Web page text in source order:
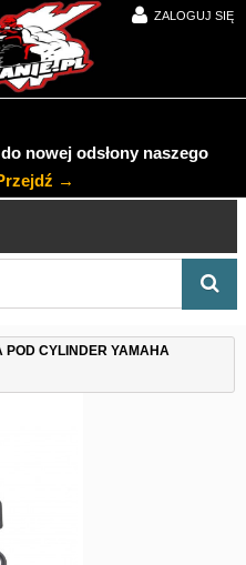
ZALOGUJ SIĘ
nowej odsłony naszego
→
POD CYLINDER YAMAHA